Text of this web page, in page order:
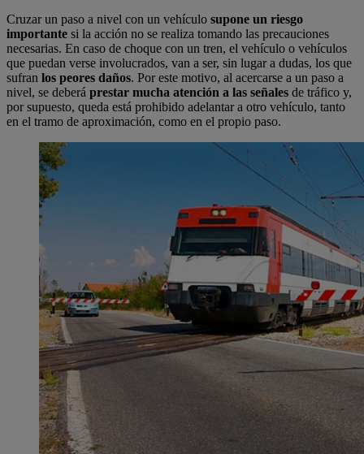
Cruzar un paso a nivel con un vehículo supone un riesgo
importante si la acción no se realiza tomando las precauciones
necesarias. En caso de choque con un tren, el vehículo o vehículos
que puedan verse involucrados, van a ser, sin lugar a dudas, los que
sufran los peores daños. Por este motivo, al acercarse a un paso a
nivel, se deberá prestar mucha atención a las señales de tráfico y,
por supuesto, queda está prohibido adelantar a otro vehículo, tanto
en el tramo de aproximación, como en el propio paso.